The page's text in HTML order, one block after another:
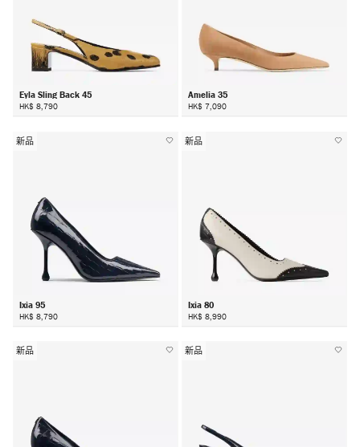
Eyla Sling Back 45
HK$ 8,790
Amelia 35
HK$ 7,090
新品
Ixia 95
HK$ 8,790
新品
Ixia 80
HK$ 8,990
新品 新品